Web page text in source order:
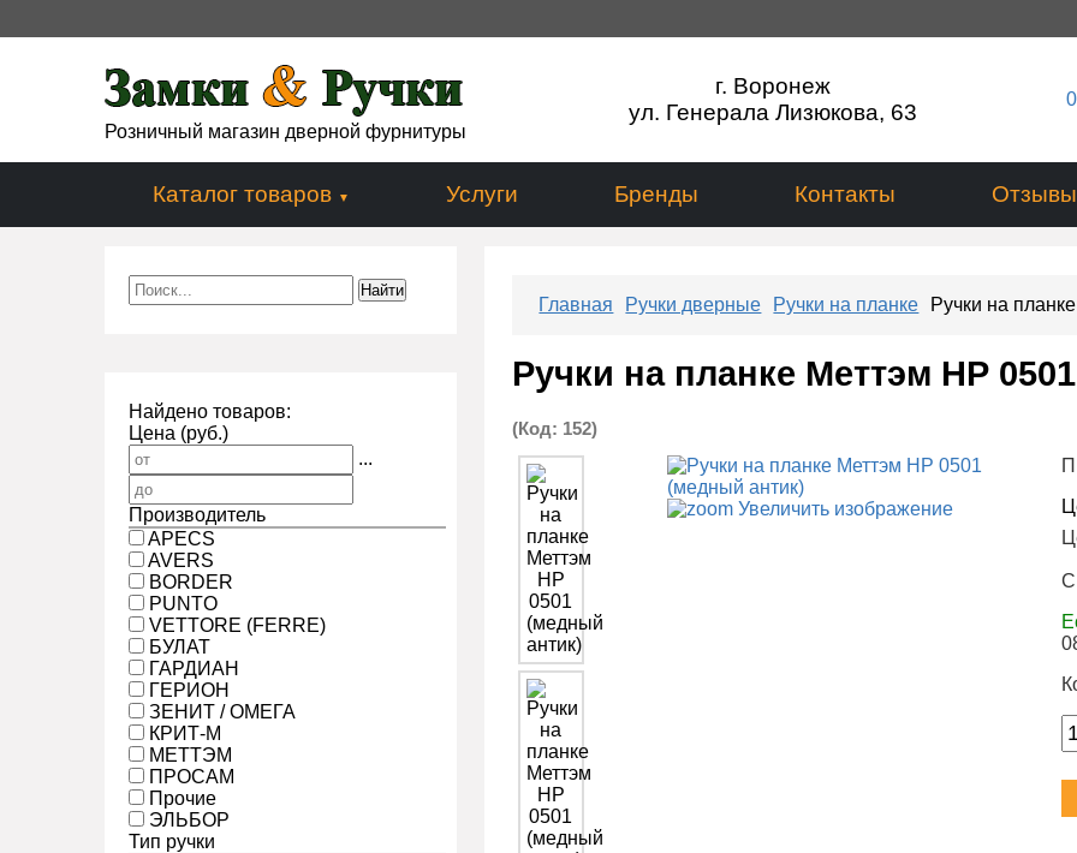
Розничный магазин дверной фурнитуры
г. Воронеж
ул. Генерала Лизюкова, 63
0
Каталог товаров Услуги Бренды Контакты Отзывы
Найдено товаров:
Цена (руб.)
...
Производитель
APECS
AVERS
BORDER
PUNTO
VETTORE (FERRE)
БУЛАТ
ГАРДИАН
ГЕРИОН
ЗЕНИТ / ОМЕГА
КРИТ-М
МЕТТЭМ
ПРОСАМ
Прочие
ЭЛЬБОР
Тип ручки
Главная Ручки дверные Ручки на планке Ручки на
Ручки на планке Меттэм НР
(Код: 152)
Увеличить изображение